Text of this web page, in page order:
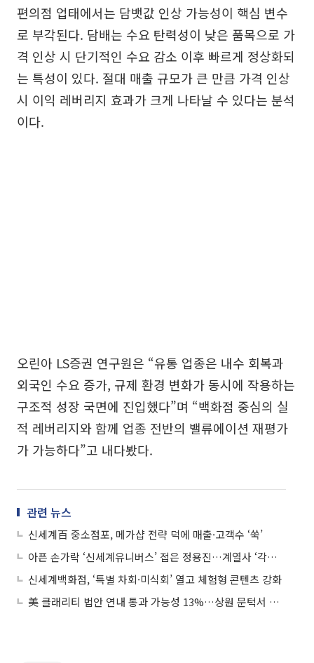
편의점 업태에서는 담뱃값 인상 가능성이 핵심 변수
로 부각된다. 담배는 수요 탄력성이 낮은 품목으로 가
격 인상 시 단기적인 수요 감소 이후 빠르게 정상화되
는 특성이 있다. 절대 매출 규모가 큰 만큼 가격 인상
시 이익 레버리지 효과가 크게 나타날 수 있다는 분석
이다.
오린아 LS증권 연구원은 “유통 업종은 내수 회복과
외국인 수요 증가, 규제 환경 변화가 동시에 작용하는
구조적 성장 국면에 진입했다”며 “백화점 중심의 실
적 레버리지와 함께 업종 전반의 밸류에이션 재평가
가 가능하다”고 내다봤다.
관련 뉴스
신세계百 중소점포, 메가샵 전략 덕에 매출·고객수 ‘쑥’
아픈 손가락 ‘신세계유니버스’ 접은 정용진…계열사 ‘각자도생 멤버십’에 쏠린 눈
신세계백화점, ‘특별 차회·미식회’ 열고 체험형 콘텐츠 강화
美 클래리티 법안 연내 통과 가능성 13%…상원 문턱서 제동